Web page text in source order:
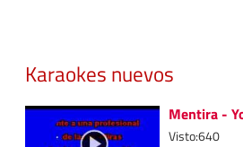
Karaokes nuevos
Mentira -
Visto:640